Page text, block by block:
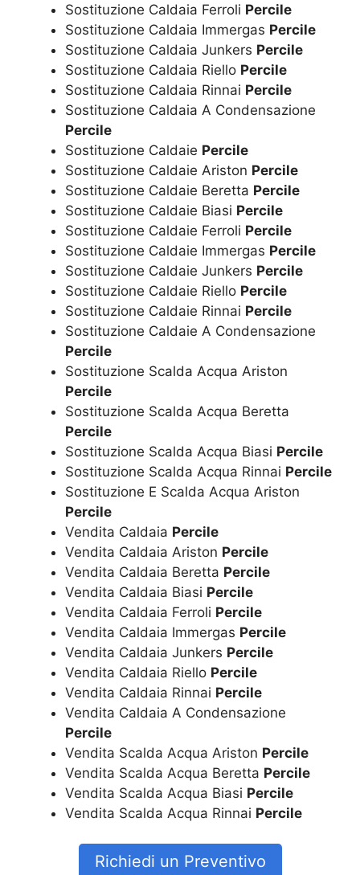
Sostituzione Caldaia Ferroli Percile
Sostituzione Caldaia Immergas Percile
Sostituzione Caldaia Junkers Percile
Sostituzione Caldaia Riello Percile
Sostituzione Caldaia Rinnai Percile
Sostituzione Caldaia A Condensazione
Percile
Sostituzione Caldaie Percile
Sostituzione Caldaie Ariston Percile
Sostituzione Caldaie Beretta Percile
Sostituzione Caldaie Biasi Percile
Sostituzione Caldaie Ferroli Percile
Sostituzione Caldaie Immergas Percile
Sostituzione Caldaie Junkers Percile
Sostituzione Caldaie Riello Percile
Sostituzione Caldaie Rinnai Percile
Sostituzione Caldaie A Condensazione
Percile
Sostituzione Scalda Acqua Ariston
Percile
Sostituzione Scalda Acqua Beretta
Percile
Sostituzione Scalda Acqua Biasi Percile
Sostituzione Scalda Acqua Rinnai Percile
Sostituzione E Scalda Acqua Ariston
Percile
Vendita Caldaia Percile
Vendita Caldaia Ariston Percile
Vendita Caldaia Beretta Percile
Vendita Caldaia Biasi Percile
Vendita Caldaia Ferroli Percile
Vendita Caldaia Immergas Percile
Vendita Caldaia Junkers Percile
Vendita Caldaia Riello Percile
Vendita Caldaia Rinnai Percile
Vendita Caldaia A Condensazione
Percile
Vendita Scalda Acqua Ariston Percile
Vendita Scalda Acqua Beretta Percile
Vendita Scalda Acqua Biasi Percile
Vendita Scalda Acqua Rinnai Percile
Richiedi un Preventivo